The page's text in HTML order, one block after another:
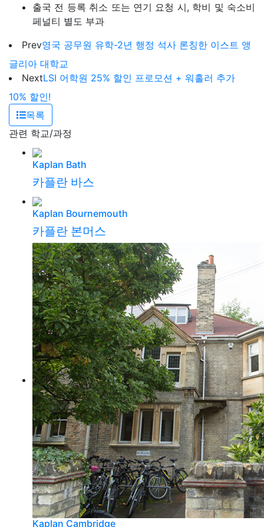
출국 전 등록 취소 또는 연기 요청 시, 학비 및 숙소비
페널티 별도 부과
Prev영국 공무원 유학-2년 행정 석사 론칭한 이스트 앵
글리아 대학교
NextLSI 어학원 25% 할인 프로모션 + 워홀러 추가
10% 할인!
목록
관련 학교/과정
Kaplan Bath
카플란 바스
Kaplan Bournemouth
카플란 본머스
Kaplan Cambridge